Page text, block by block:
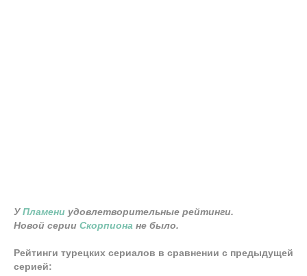
УПламени удовлетворительные рейтинги.
Новой серии Скорпиона не было.
Рейтинги турецких сериалов в сравнении с предыдущей
серией: